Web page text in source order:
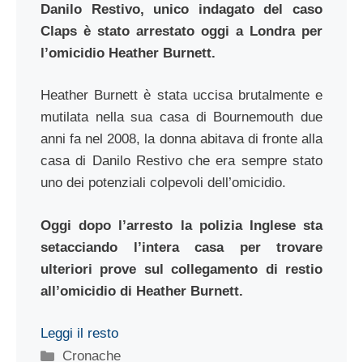
Danilo Restivo, unico indagato del caso
Claps è stato arrestato oggi a Londra per
l’omicidio Heather Burnett.
Heather Burnett è stata uccisa brutalmente e
mutilata nella sua casa di Bournemouth due
anni fa nel 2008, la donna abitava di fronte alla
casa di Danilo Restivo che era sempre stato
uno dei potenziali colpevoli dell’omicidio.
Oggi dopo l’arresto la polizia Inglese sta
setacciando l’intera casa per trovare
ulteriori prove sul collegamento di restio
all’omicidio di Heather Burnett.
Leggi il resto
Categorie
Cronache